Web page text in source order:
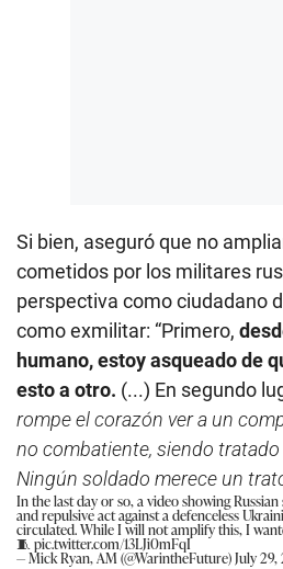
Si bien, aseguró que no
cometidos por los militares
perspectiva como ciudadano
como exmilitar: “Primero,
humano, estoy asqueado de
esto a otro. (...) En segundo
rompe el corazón ver a un
no combatiente, siendo tratado
Ningún soldado merece un
In the last day or so, a video showing
and repulsive act against a defenceless
circulated. While I will not amplify this, I
🧵 pic.twitter.com/13LJi0mFqI
— Mick Ryan, AM (@WarintheFuture)July